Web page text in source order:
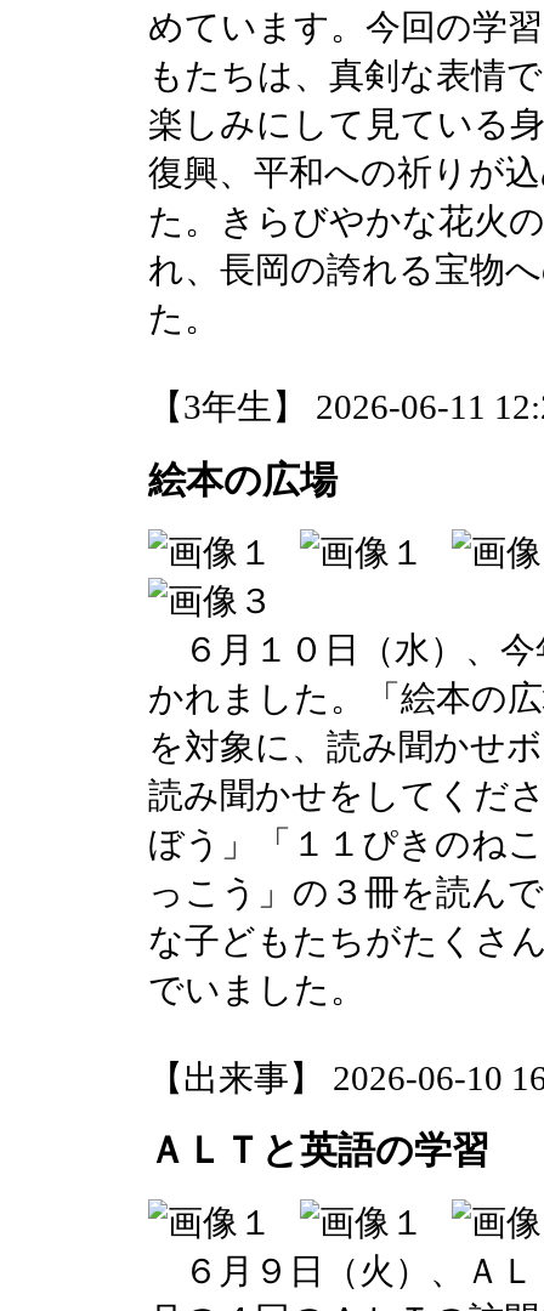
めています。今回の学
もたちは、真剣な表情
楽しみにして見ている
復興、平和への祈りが
た。きらびやかな花火
れ、長岡の誇れる宝物
た。
【3年生】 2026-06-11
絵本の広場
６月１０日（水）、今
かれました。「絵本の
を対象に、読み聞かせ
読み聞かせをしてくだ
ぼう」「１１ぴきのね
っこう」の３冊を読ん
な子どもたちがたくさ
でいました。
【出来事】 2026-06-10
ＡＬＴと英語の学習
６月９日（火）、Ａ